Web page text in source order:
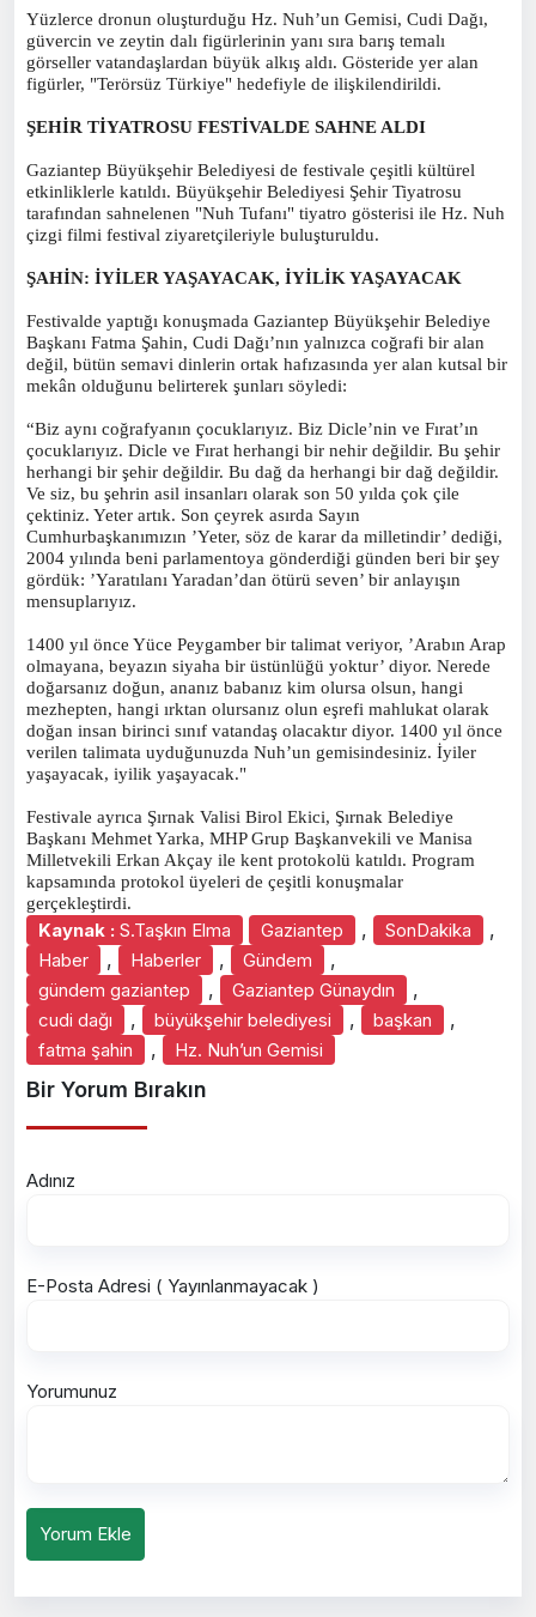
Yüzlerce dronun oluşturduğu Hz. Nuh’un Gemisi, Cudi Dağı,
güvercin ve zeytin dalı figürlerinin yanı sıra barış temalı
görseller vatandaşlardan büyük alkış aldı. Gösteride yer alan
figürler, "Terörsüz Türkiye" hedefiyle de ilişkilendirildi.
ŞEHİR TİYATROSU FESTİVALDE SAHNE ALDI
Gaziantep Büyükşehir Belediyesi de festivale çeşitli kültürel
etkinliklerle katıldı. Büyükşehir Belediyesi Şehir Tiyatrosu
tarafından sahnelenen "Nuh Tufanı" tiyatro gösterisi ile Hz. Nuh
çizgi filmi festival ziyaretçileriyle buluşturuldu.
ŞAHİN: İYİLER YAŞAYACAK, İYİLİK YAŞAYACAK
Festivalde yaptığı konuşmada Gaziantep Büyükşehir Belediye
Başkanı Fatma Şahin, Cudi Dağı’nın yalnızca coğrafi bir alan
değil, bütün semavi dinlerin ortak hafızasında yer alan kutsal bir
mekân olduğunu belirterek şunları söyledi:
“Biz aynı coğrafyanın çocuklarıyız. Biz Dicle’nin ve Fırat’ın
çocuklarıyız. Dicle ve Fırat herhangi bir nehir değildir. Bu şehir
herhangi bir şehir değildir. Bu dağ da herhangi bir dağ değildir.
Ve siz, bu şehrin asil insanları olarak son 50 yılda çok çile
çektiniz. Yeter artık. Son çeyrek asırda Sayın
Cumhurbaşkanımızın ’Yeter, söz de karar da milletindir’ dediği,
2004 yılında beni parlamentoya gönderdiği günden beri bir şey
gördük: ’Yaratılanı Yaradan’dan ötürü seven’ bir anlayışın
mensuplarıyız.
1400 yıl önce Yüce Peygamber bir talimat veriyor, ’Arabın Arap
olmayana, beyazın siyaha bir üstünlüğü yoktur’ diyor. Nerede
doğarsanız doğun, ananız babanız kim olursa olsun, hangi
mezhepten, hangi ırktan olursanız olun eşrefi mahlukat olarak
doğan insan birinci sınıf vatandaş olacaktır diyor. 1400 yıl önce
verilen talimata uyduğunuzda Nuh’un gemisindesiniz. İyiler
yaşayacak, iyilik yaşayacak."
Festivale ayrıca Şırnak Valisi Birol Ekici, Şırnak Belediye
Başkanı Mehmet Yarka, MHP Grup Başkanvekili ve Manisa
Milletvekili Erkan Akçay ile kent protokolü katıldı. Program
kapsamında protokol üyeleri de çeşitli konuşmalar
gerçekleştirdi.
Kaynak : S.Taşkın Elma Gaziantep , SonDakika ,
Haber , Haberler , Gündem ,
gündem gaziantep , Gaziantep Günaydın ,
cudi dağı , büyükşehir belediyesi , başkan ,
fatma şahin , Hz. Nuh’un Gemisi
Bir Yorum Bırakın
Adınız
E-Posta Adresi ( Yayınlanmayacak )
Yorumunuz
Yorum Ekle